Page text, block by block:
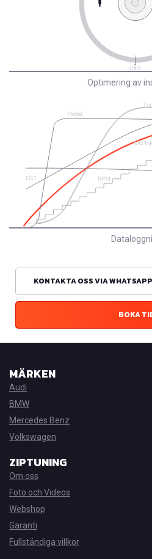
Optimering av
KONTAKTA OSS VIA
BOKA
MÄRKEN
Audi
BMW
Mercedes Benz
Volkswagen
ZIPTUNING
Om oss
Foto och Videos
Webshop
Garanti
Fullständiga villkor